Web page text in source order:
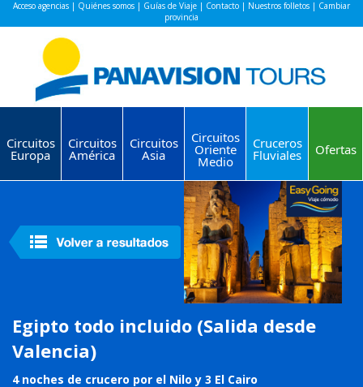
Acceso agencias | Quiénes somos | Guías de Viaje | Contacto | Nuestros folletos | Cambiar
provincia
Circuitos
Europa
Circuitos
América
Circuitos
Asia
Circuitos
Oriente
Medio
Cruceros
Fluviales Ofertas
Egipto todo incluido (Salida desde
Valencia)
4 noches de crucero por el Nilo y 3 El Cairo